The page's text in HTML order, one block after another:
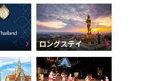
ロングステイ